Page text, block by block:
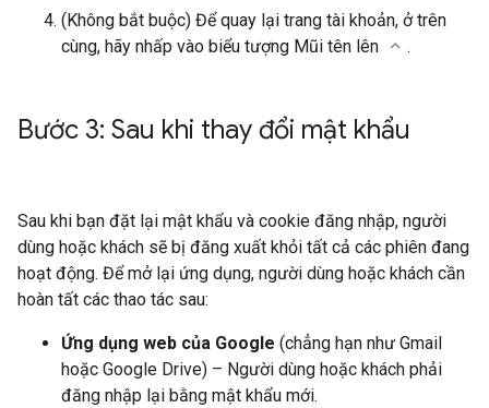
(Không bắt buộc) Để quay lại trang tài khoản, ở trên
cùng, hãy nhấp vào biểu tượng Mũi tên lên
.
Bước 3: Sau khi thay đổi mật khẩu
Sau khi bạn đặt lại mật khẩu và cookie đăng nhập, người
dùng hoặc khách sẽ bị đăng xuất khỏi tất cả các phiên đang
hoạt động. Để mở lại ứng dụng, người dùng hoặc khách cần
hoàn tất các thao tác sau:
Ứng dụng web của Google (chẳng hạn như Gmail
hoặc Google Drive) – Người dùng hoặc khách phải
đăng nhập lại bằng mật khẩu mới.